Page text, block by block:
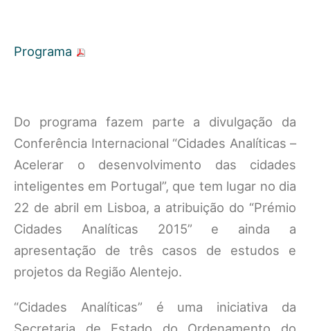
Programa
Do programa fazem parte a divulgação da
Conferência Internacional “Cidades Analíticas –
Acelerar o desenvolvimento das cidades
inteligentes em Portugal”, que tem lugar no dia
22 de abril em Lisboa, a atribuição do “Prémio
Cidades Analíticas 2015” e ainda a
apresentação de três casos de estudos e
projetos da Região Alentejo.
“Cidades Analíticas” é uma iniciativa da